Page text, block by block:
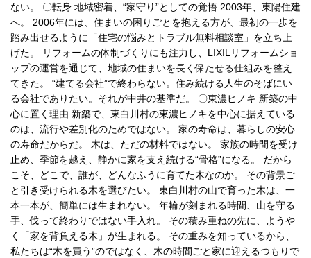
ない。 〇転身 地域密着、“家守り”としての覚悟 2003年、東陽住建
へ。 2006年には、住まいの困りごとを抱える方が、最初の一歩を
踏み出せるように「住宅の悩みとトラブル無料相談室」を立ち上
げた。 リフォームの体制づくりにも注力し、LIXILリフォームショ
ップの運営を通じて、地域の住まいを長く保たせる仕組みを整え
てきた。 “建てる会社”で終わらない。住み続ける人生のそばにい
る会社でありたい。それが中井の基準だ。 〇東濃ヒノキ 新築の中
心に置く理由 新築で、東白川村の東濃ヒノキを中心に据えている
のは、流行や差別化のためではない。 家の寿命は、暮らしの安心
の寿命だからだ。 木は、ただの材料ではない。 家族の時間を受け
止め、季節を越え、静かに家を支え続ける“骨格”になる。 だから
こそ、どこで、誰が、どんなふうに育てた木なのか。 その背景ご
と引き受けられる木を選びたい。 東白川村の山で育った木は、一
本一本が、簡単には生まれない。 年輪が刻まれる時間、山を守る
手、伐って終わりではない手入れ。 その積み重ねの先に、ようや
く「家を背負える木」が生まれる。 その重みを知っているから、
私たちは“木を買う”のではなく、木の時間ごと家に迎えるつもりで